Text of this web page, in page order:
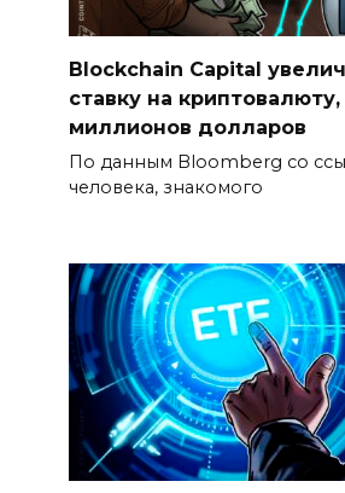
Blockchain Capital
ставку на
миллионов долларов
По данным Bloomberg со
человека, знакомого